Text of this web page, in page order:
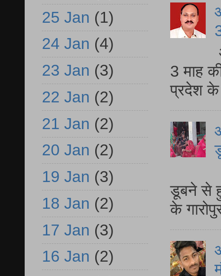
3 माह
प्रदेश
डूबने से
के
25 Jan (1)
24 Jan (4)
23 Jan (3)
22 Jan (2)
21 Jan (2)
20 Jan (2)
19 Jan (3)
18 Jan (2)
17 Jan (3)
16 Jan (2)